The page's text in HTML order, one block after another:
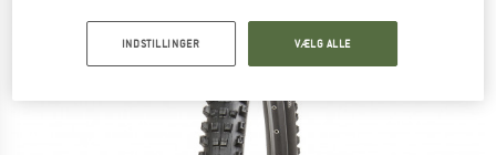
INDSTILLINGER VÆLG ALLE